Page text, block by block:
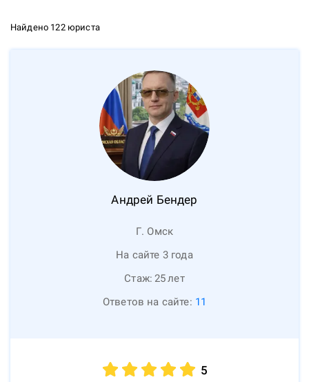
Найдено 122 юриста
Андрей Бендер
Г. Омск
На сайте 3 года
Стаж: 25лет
Ответов на сайте: 11
5